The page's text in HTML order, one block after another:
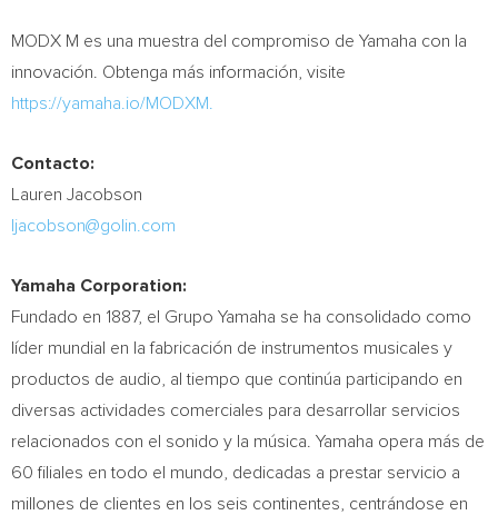
MODX M es una muestra del compromiso de Yamaha con la
innovación. Obtenga más información, visite
https://yamaha.io/MODXM.
Contacto:
Lauren Jacobson
ljacobson@golin.com
Yamaha Corporation:
Fundado en 1887, el Grupo Yamaha se ha consolidado como
líder mundial en la fabricación de instrumentos musicales y
productos de audio, al tiempo que continúa participando en
diversas actividades comerciales para desarrollar servicios
relacionados con el sonido y la música. Yamaha opera más de
60 filiales en todo el mundo, dedicadas a prestar servicio a
millones de clientes en los seis continentes, centrándose en